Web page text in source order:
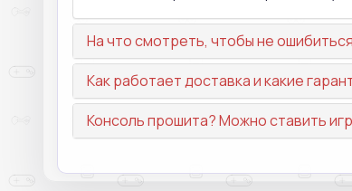
На что смотреть, чтобы не
Как работает доставка и какие
Консоль прошита? Можно ставить